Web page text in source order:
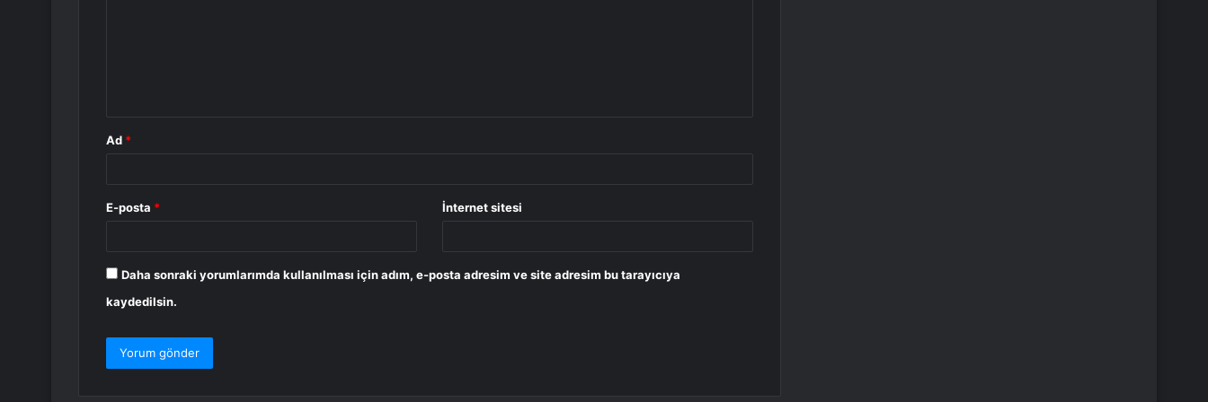
Ad *
E-posta * İnternet sitesi
Daha sonraki yorumlarımda kullanılması için adım, e-posta adresim ve site adresim bu tarayıcıya
kaydedilsin.